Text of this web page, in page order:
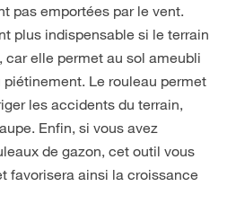
pas emportées par le vent.
plus indispensable si le terrain
car elle permet au sol ameubli
Le rouleau permet
les accidents du terrain,
Enfin, si vous avez
de gazon, cet outil vous
favorisera ainsi la croissance